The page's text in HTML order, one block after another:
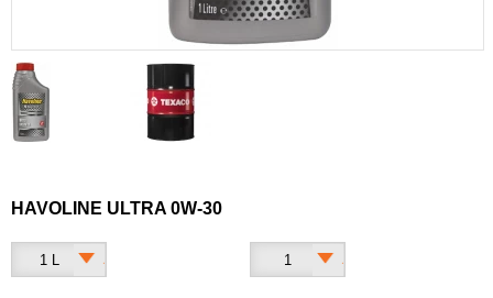
HAVOLINE ULTRA 0W-30
1 L 1